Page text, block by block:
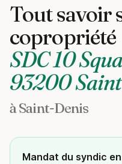
Tout savoir
copropriété
SDC 10
93200
à Saint-Denis
Mandat du syndic